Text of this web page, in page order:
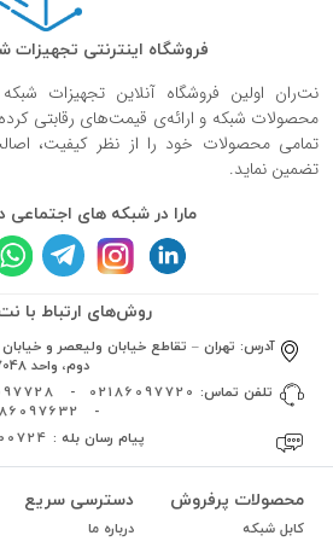
فروشگاه اینترنتی تجهیزات
نت‌ران اولین فروشگاه آنلاین تجهیزات
محصولات شبکه و ارائه‌ی قیمت‌های رقابتی کرده
تمامی محصولات خود را از نظر کیفیت،
تضمین نماید.
مارا در شبکه های اجتماعی
روش‌های ارتباط با
آدرس:تهران – تقاطع خیابان ولیعصر و خیابان
دوم، واحد 7048
تلفن تماس:02186097720
پیام رسان بله :
محصولات پرفروش
کابل شبکه
دسترسی سریع
درباره ما